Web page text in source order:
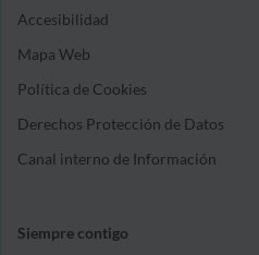
Accesibilidad
Mapa Web
Política de Cookies
Derechos Protección de Datos
Canal interno de Información
Siempre contigo